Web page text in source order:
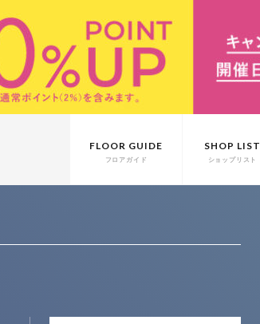
FLOOR GUIDE
フロアガイド
SHOP LIST
ショップリスト